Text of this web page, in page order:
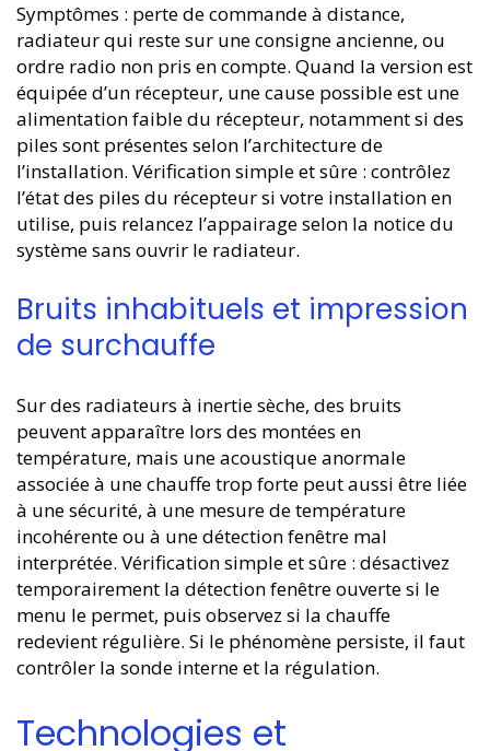
Symptômes : perte de commande à distance,
radiateur qui reste sur une consigne ancienne, ou
ordre radio non pris en compte. Quand la version est
équipée d’un récepteur, une cause possible est une
alimentation faible du récepteur, notamment si des
piles sont présentes selon l’architecture de
l’installation. Vérification simple et sûre : contrôlez
l’état des piles du récepteur si votre installation en
utilise, puis relancez l’appairage selon la notice du
système sans ouvrir le radiateur.
Bruits inhabituels et impression
de surchauffe
Sur des radiateurs à inertie sèche, des bruits
peuvent apparaître lors des montées en
température, mais une acoustique anormale
associée à une chauffe trop forte peut aussi être liée
à une sécurité, à une mesure de température
incohérente ou à une détection fenêtre mal
interprétée. Vérification simple et sûre : désactivez
temporairement la détection fenêtre ouverte si le
menu le permet, puis observez si la chauffe
redevient régulière. Si le phénomène persiste, il faut
contrôler la sonde interne et la régulation.
Technologies et